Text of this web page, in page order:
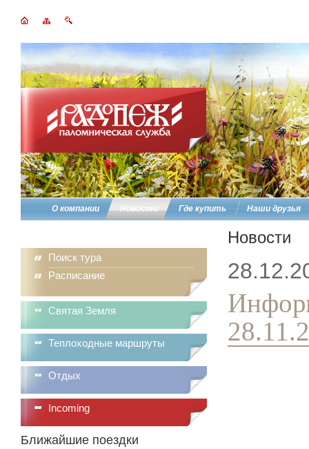
О компании Новости Где купить Наши друзья
Поиск тура
Расписание
Святая Земля
Теплоходные маршруты
Отдых
Incoming
Ближайшие поездки
Новости